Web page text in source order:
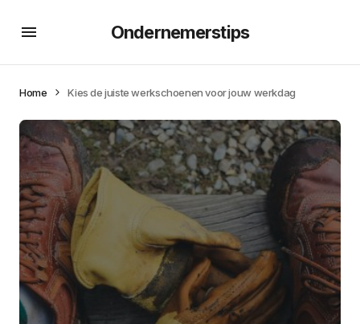
Ondernemerstips
Home Kies de juiste werkschoenen voor jouw werkdag